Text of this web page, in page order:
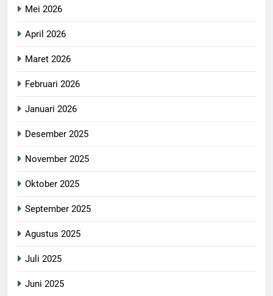
Mei 2026
April 2026
Maret 2026
Februari 2026
Januari 2026
Desember 2025
November 2025
Oktober 2025
September 2025
Agustus 2025
Juli 2025
Juni 2025